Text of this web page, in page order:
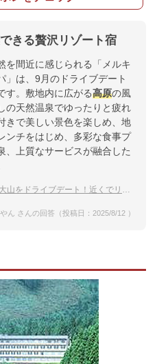
きる贅沢リゾート宿
を間近に感じられる「メルキ
」は、9月のドライブデート
す。敷地内に広がる高原の風
の天然温泉でゆったりと疲れ
きで美しい景色を楽しめ、地
ンチをはじめ、多彩な食事プ
、上質なサービスが融合した
イブデート！近くでリゾート感を楽しめる温泉宿
ん さんの回答（投稿日：2025/8/12 ）